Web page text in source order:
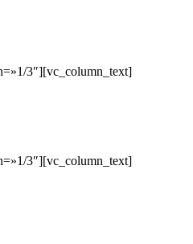
3″][vc_column_text]
3″][vc_column_text]